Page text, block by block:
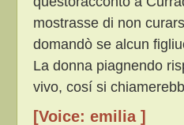
mostrasse di non
domandò se alcun
La donna piagnendo
vivo, cosí si
[Voice: emilia ]